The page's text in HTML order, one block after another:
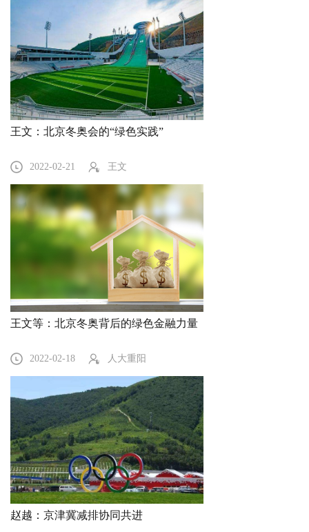
王文：北京冬奥会的“绿色实践”
2022-02-21 王文
王文等：北京冬奥背后的绿色金融力量
2022-02-18 人大重阳
赵越：京津冀减排协同共进